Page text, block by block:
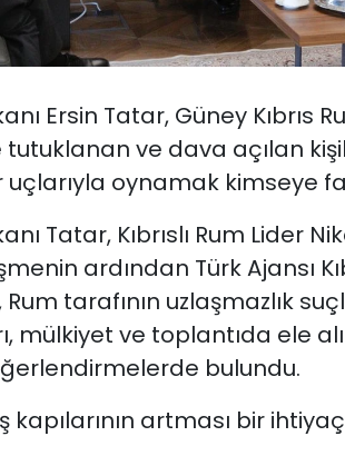
Ersin Tatar, Güney Kıbrıs
ve dava açılan
uçlarıyla oynamak kimseye
Tatar, Kıbrıslı Rum Lider
ardından Türk Ajansı
tarafının uzlaşmazlık
mülkiyet ve toplantıda ele
bulundu.
kapılarının artması bir